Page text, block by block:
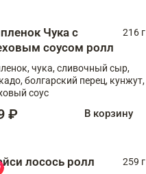
Чука с
соусом ролл
216 г
чука, сливочный сыр,
болгарский перец, кунжут,
соус
₽ В корзину
лосось ролл 259 г